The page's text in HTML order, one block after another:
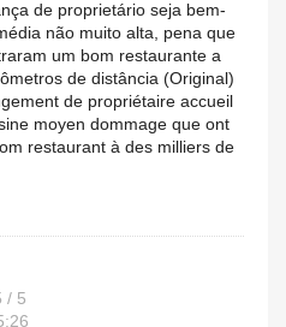
de proprietário seja bem-
não muito alta, pena que
um bom restaurante a
de distância (Original)
de propriétaire accueil
moyen dommage que ont
restaurant à des milliers de
/ 5